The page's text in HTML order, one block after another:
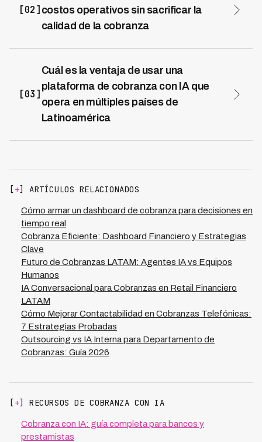
[02] costos operativos sin sacrificar la
calidad de la cobranza
casos más recuperables y reducir la intervención manual
innecesaria. Plataformas como Kleva logran disminuir
costos operativos hasta en un 70% mientras mantienen
altos estándares de recuperación, gracias a algoritmos
que identifican patrones de pago y personalizan
cobranza se enfoquen en casos complejos que
del presupuesto asignado.
[03]
Cuál es la ventaja de usar una
plataforma de cobranza con IA que
opera en múltiples países de
Latinoamérica
entre mercados con regulaciones y comportamientos
de pago diferentes. Kleva opera en 7 países de
Latinoamérica, lo que permite a las instituciones
financieras con presencia regional utilizar un dashboard
unificado que respete las particularidades de cada
mercado mientras mantiene estándares consistentes
de gestión. Esta centralización es especialmente
valiosa para CFOs que necesitan visibilidad consolidada
sin perder detalle local en sus decisiones de inversión y
cobranza.
[+] ARTÍCULOS RELACIONADOS
Cómo armar un dashboard de cobranza para decisiones en
tiempo real
Cobranza Eficiente: Dashboard Financiero y Estrategias
Clave
Futuro de Cobranzas LATAM: Agentes IA vs Equipos
Humanos
IA Conversacional para Cobranzas en Retail Financiero
LATAM
Cómo Mejorar Contactabilidad en Cobranzas Telefónicas:
7 Estrategias Probadas
Outsourcing vs IA Interna para Departamento de
Cobranzas: Guía 2026
[+] RECURSOS DE COBRANZA CON IA
Cobranza con IA: guía completa para bancos y
prestamistas